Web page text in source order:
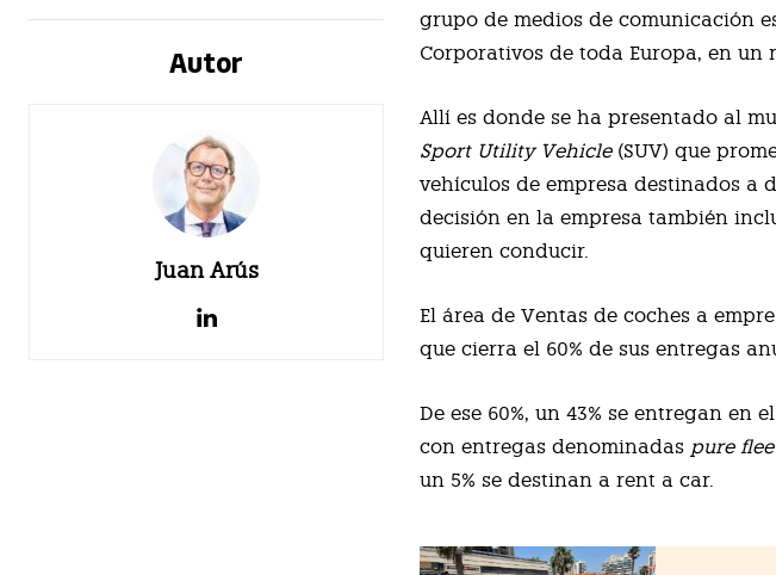
Autor
Juan Arús
grupo de medios de comunicación
Corporativos de toda Europa, en
Allí es donde se ha presentado al
Sport Utility Vehicle(SUV) que
vehículos de empresa destinados a
decisión en la empresa también
quieren conducir.
El área de Ventas de coches a
que cierra el 60% de sus entregas
De ese 60%, un 43% se entregan en
con entregas denominadas pure
un 5% se destinan a rent a car.